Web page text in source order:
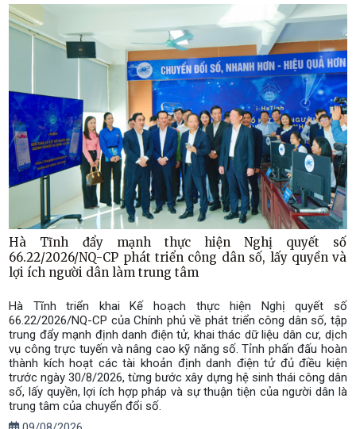
Hà Tĩnh đẩy mạnh thực hiện Nghị quyết số
66.22/2026/NQ-CP phát triển công dân số, lấy quyền và
lợi ích người dân làm trung tâm
Hà Tĩnh triển khai Kế hoạch thực hiện Nghị quyết số
66.22/2026/NQ-CP của Chính phủ về phát triển công dân số, tập
trung đẩy mạnh định danh điện tử, khai thác dữ liệu dân cư, dịch
vụ công trực tuyến và nâng cao kỹ năng số. Tỉnh phấn đấu hoàn
thành kích hoạt các tài khoản định danh điện tử đủ điều kiện
trước ngày 30/8/2026, từng bước xây dựng hệ sinh thái công dân
số, lấy quyền, lợi ích hợp pháp và sự thuận tiện của người dân là
trung tâm của chuyển đổi số.